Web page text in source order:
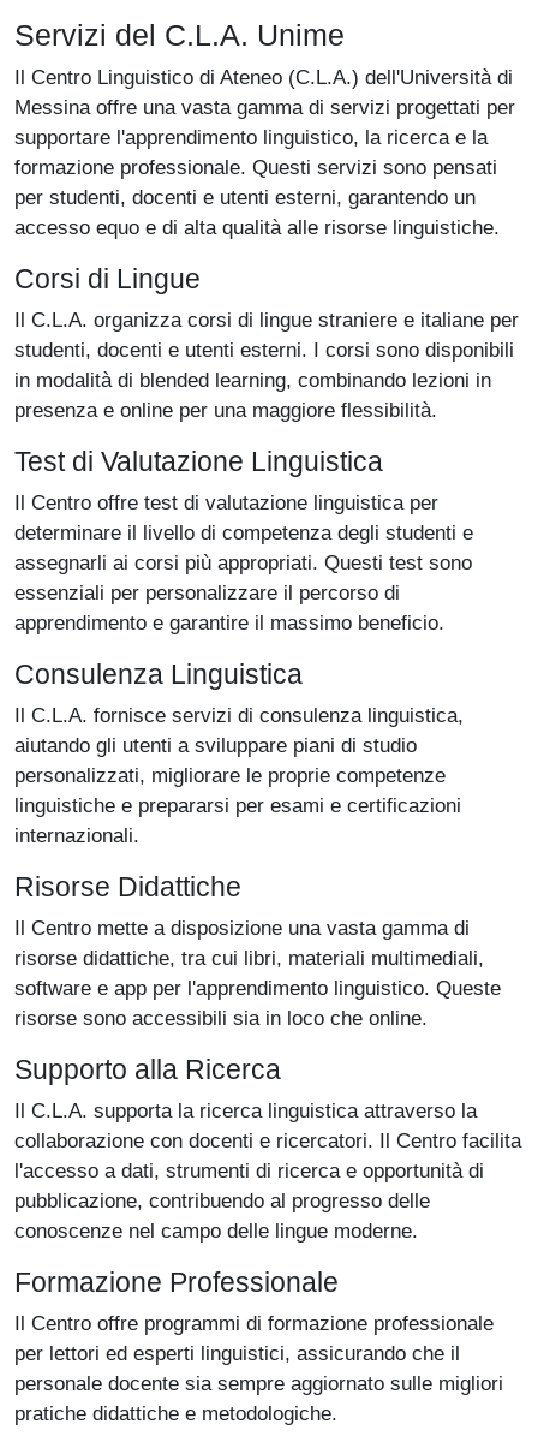
Servizi del C.L.A. Unime
Il Centro Linguistico di Ateneo (C.L.A.) dell'Università di
Messina offre una vasta gamma di servizi progettati per
supportare l'apprendimento linguistico, la ricerca e la
formazione professionale. Questi servizi sono pensati
per studenti, docenti e utenti esterni, garantendo un
accesso equo e di alta qualità alle risorse linguistiche.
Corsi di Lingue
Il C.L.A. organizza corsi di lingue straniere e italiane per
studenti, docenti e utenti esterni. I corsi sono disponibili
in modalità di blended learning, combinando lezioni in
presenza e online per una maggiore flessibilità.
Test di Valutazione Linguistica
Il Centro offre test di valutazione linguistica per
determinare il livello di competenza degli studenti e
assegnarli ai corsi più appropriati. Questi test sono
essenziali per personalizzare il percorso di
apprendimento e garantire il massimo beneficio.
Consulenza Linguistica
Il C.L.A. fornisce servizi di consulenza linguistica,
aiutando gli utenti a sviluppare piani di studio
personalizzati, migliorare le proprie competenze
linguistiche e prepararsi per esami e certificazioni
internazionali.
Risorse Didattiche
Il Centro mette a disposizione una vasta gamma di
risorse didattiche, tra cui libri, materiali multimediali,
software e app per l'apprendimento linguistico. Queste
risorse sono accessibili sia in loco che online.
Supporto alla Ricerca
Il C.L.A. supporta la ricerca linguistica attraverso la
collaborazione con docenti e ricercatori. Il Centro facilita
l'accesso a dati, strumenti di ricerca e opportunità di
pubblicazione, contribuendo al progresso delle
conoscenze nel campo delle lingue moderne.
Formazione Professionale
Il Centro offre programmi di formazione professionale
per lettori ed esperti linguistici, assicurando che il
personale docente sia sempre aggiornato sulle migliori
pratiche didattiche e metodologiche.